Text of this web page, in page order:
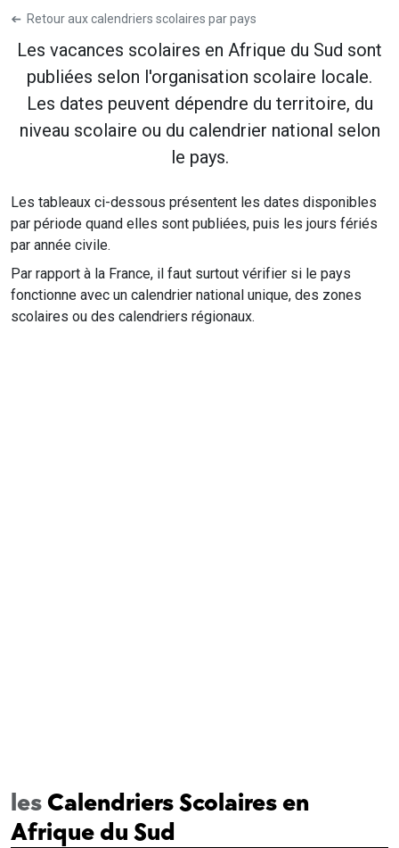
➔ Retour aux calendriers scolaires par pays
Les vacances scolaires en Afrique du Sud sont
publiées selon l'organisation scolaire locale.
Les dates peuvent dépendre du territoire, du
niveau scolaire ou du calendrier national selon
le pays.
Les tableaux ci-dessous présentent les dates disponibles
par période quand elles sont publiées, puis les jours fériés
par année civile.
Par rapport à la France, il faut surtout vérifier si le pays
fonctionne avec un calendrier national unique, des zones
scolaires ou des calendriers régionaux.
lesCalendriers Scolaires en
Afrique du Sud